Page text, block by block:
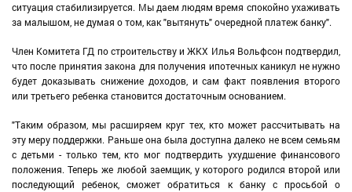
ситуация стабилизируется. Мы даем людям время спокойно ухаживать
за малышом, не думая о том, как "вытянуть" очередной платеж банку".
Член Комитета ГД по строительству и ЖКХ Илья Вольфсон подтвердил,
что после принятия закона для получения ипотечных каникул не нужно
будет доказывать снижение доходов, и сам факт появления второго
или третьего ребенка становится достаточным основанием.
"Таким образом, мы расширяем круг тех, кто может рассчитывать на
эту меру поддержки. Раньше она была доступна далеко не всем семьям
с детьми - только тем, кто мог подтвердить ухудшение финансового
положения. Теперь же любой заемщик, у которого родился второй или
последующий ребенок, сможет обратиться к банку с просьбой о